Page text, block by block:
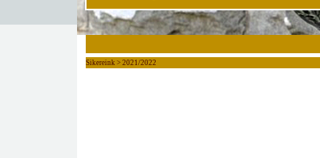
Sikereink > 2021/2022